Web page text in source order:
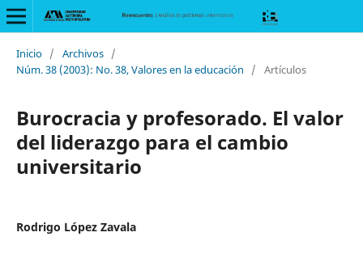
Inicio / Archivos /
Núm. 38 (2003): No. 38, Valores en la educación
/ Artículos
Burocracia y profesorado. El valor
del liderazgo para el cambio
universitario
Rodrigo López Zavala